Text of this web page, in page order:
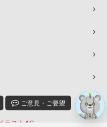
ご意見・ご要望
イラストAC